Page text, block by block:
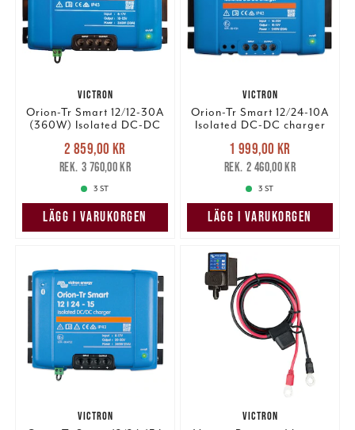
VICTRON
Orion-Tr Smart 12/12-30A
(360W) Isolated DC-DC
Nuvarande pris
2 859,00 krTidigare pris
3 760,00 kr
2 859,00 kr
3 760,00 kr
3 ST
LÄGG I VARUKORGEN
VICTRON
Orion-Tr Smart 12/24-10A
Isolated DC-DC charger
Nuvarande pris
1 999,00 krTidigare pris
2 460,00 kr
1 999,00 kr
2 460,00 kr
3 ST
LÄGG I VARUKORGEN
VICTRON VICTRON